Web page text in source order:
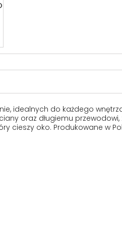
idealnych do każdego
oraz długiemu
cieszy oko. Produkowane w